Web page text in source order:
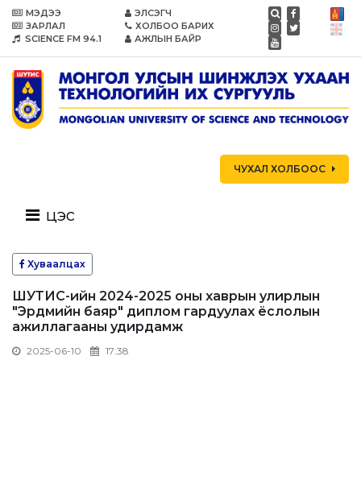
МЭДЭЭ
ЗАРЛАЛ
SCIENCE FM 94.1
ЭЛСЭГЧ
ХОЛБОО БАРИХ
АЖЛЫН БАЙР
ЧУХАЛ ХОЛБООС
цэс
Хуваалцах
ШУТИС-ийн 2024-2025 оны хаврын улирлын
"Эрдмийн баяр" диплом гардуулах ёслолын
ажиллагааны удирдамж
2025-06-10 17:38